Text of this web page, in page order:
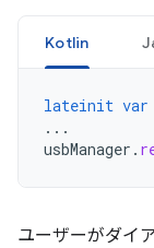
Kotlin
lateinit var
...
usbManager .
ユーザーがダイ